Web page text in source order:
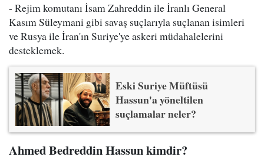
- Rejim komutanı İsam Zahreddin ile İranlı General
Kasım Süleymani gibi savaş suçlarıyla suçlanan isimleri
ve Rusya ile İran'ın Suriye'ye askeri müdahalelerini
desteklemek.
Eski Suriye Müftüsü
Hassun'a yöneltilen
suçlamalar neler?
Ahmed Bedreddin Hassun kimdir?